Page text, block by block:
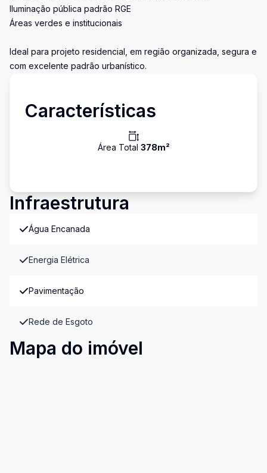
Iluminação pública padrão RGE
Áreas verdes e institucionais
Ideal para projeto residencial, em região organizada, segura e
com excelente padrão urbanístico.
Características
Área Total 378m²
Infraestrutura
Água Encanada
Energia Elétrica
Pavimentação
Rede de Esgoto
Mapa do imóvel